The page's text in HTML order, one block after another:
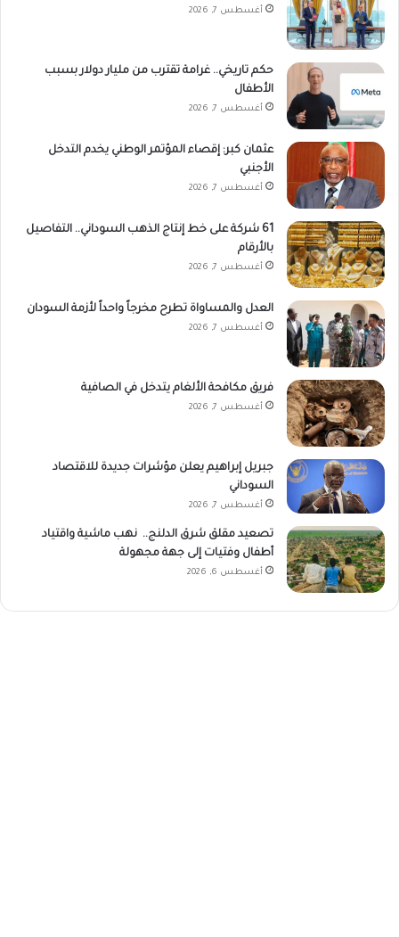
أغسطس 7, 2026
حكم تاريخي.. غرامة تقترب من مليار دولار بسبب
الأطفال
أغسطس 7, 2026
عثمان كبر: إقصاء المؤتمر الوطني يخدم التدخل
الأجنبي
أغسطس 7, 2026
61 شركة على خط إنتاج الذهب السوداني.. التفاصيل
بالأرقام
أغسطس 7, 2026
العدل والمساواة تطرح مخرجاً واحداً لأزمة السودان
أغسطس 7, 2026
فريق مكافحة الألغام يتدخل في الصافية
أغسطس 7, 2026
جبريل إبراهيم يعلن مؤشرات جديدة للاقتصاد
السوداني
أغسطس 7, 2026
تصعيد مقلق شرق الدلنج.. نهب ماشية واقتياد
أطفال وفتيات إلى جهة مجهولة
أغسطس 6, 2026